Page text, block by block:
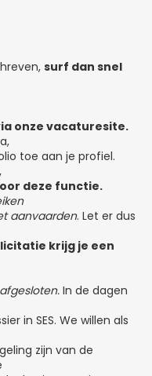
surf dan snel
onze vacaturesite.
toe aan je profiel.
deze functie.
aanvaarden. Let er dus
krijg je een
In de dagen
in SES. We willen als
zijn van de